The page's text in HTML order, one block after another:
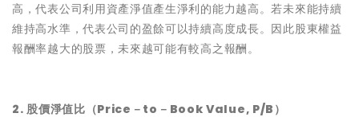
高，代表公司利用資產淨值產生淨利的能力越高。若未來能持續
維持高水準，代表公司的盈餘可以持續高度成長。因此股東權益
報酬率越大的股票，未來越可能有較高之報酬。
2. 股價淨值比（Price－to－Book Value, P/B）